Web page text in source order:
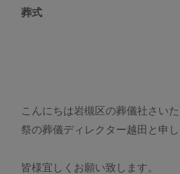
葬式
こんにちは岩槻区の葬儀社さい
祭の葬儀ディレクター越田と申し
皆様宜しくお願い致します。